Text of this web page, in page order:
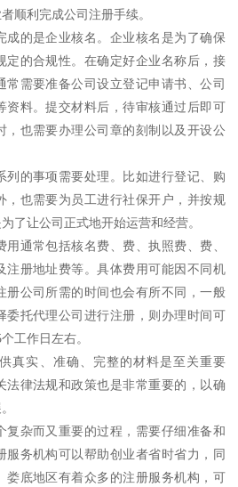
顺利完成公司注册手续。
的是企业核名。企业核名是为了确保
定的合规性。在确定好企业名称后，接
常需要准备公司设立登记申请书、公司
资料。提交材料后，待审核通过后即可
，也需要办理公司章的刻制以及开设公
列的事项需要处理。比如进行登记、购
，也需要为员工进行社保开户，并按规
了让公司正式地开始运营和经营。
通常包括核名费、费、执照费、费、
注册地址费等。具体费用可能因不同机
册公司所需的时间也会有所不同，一般
委托代理公司进行注册，则办理时间可
工作日左右。
真实、准确、完整的材料是至关重要
法律法规和政策也是非常重要的，以确
复杂而又重要的过程，需要仔细准备和
服务机构可以帮助创业者省时省力，同
娄底地区有着众多的注册服务机构，可